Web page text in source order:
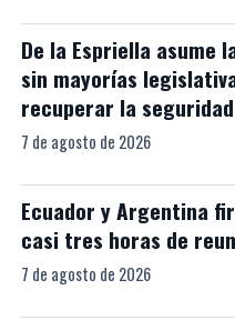
De la Espriella asume
sin mayorías
recuperar la
7 de agosto de 2026
Ecuador y Argentina
casi tres horas de
7 de agosto de 2026